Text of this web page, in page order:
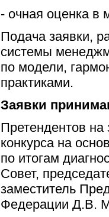
- очная оценка в
Подача заявки,
системы
по модели,
практиками.
Заявки
Претендентов
конкурса на
по итогам
Совет,
заместитель
Федерации Д.В.